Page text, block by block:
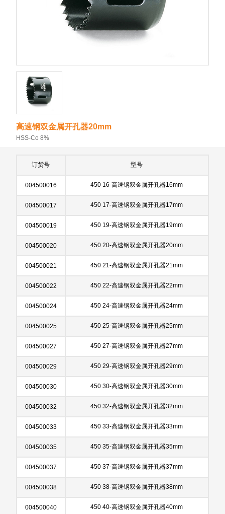
高速钢双金属开孔器20mm
HSS-Co 8%
订货号 型号
004500016 450 16-高速钢双金属开孔器16mm
004500017 450 17-高速钢双金属开孔器17mm
004500019 450 19-高速钢双金属开孔器19mm
004500020 450 20-高速钢双金属开孔器20mm
004500021 450 21-高速钢双金属开孔器21mm
004500022 450 22-高速钢双金属开孔器22mm
004500024 450 24-高速钢双金属开孔器24mm
004500025 450 25-高速钢双金属开孔器25mm
004500027 450 27-高速钢双金属开孔器27mm
004500029 450 29-高速钢双金属开孔器29mm
004500030 450 30-高速钢双金属开孔器30mm
004500032 450 32-高速钢双金属开孔器32mm
004500033 450 33-高速钢双金属开孔器33mm
004500035 450 35-高速钢双金属开孔器35mm
004500037 450 37-高速钢双金属开孔器37mm
004500038 450 38-高速钢双金属开孔器38mm
004500040 450 40-高速钢双金属开孔器40mm